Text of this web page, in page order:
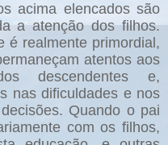
acima elencados são
a atenção dos filhos.
é realmente primordial,
atentos aos
descendentes e,
nas dificuldades e nos
Quando o pai
com os filhos,